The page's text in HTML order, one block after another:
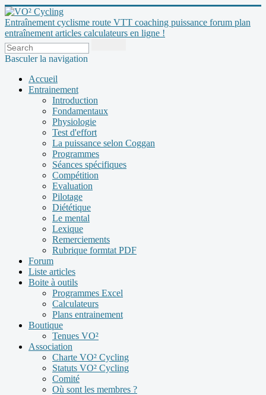
Entraînement cyclisme route VTT coaching puissance forum plan
entraînement articles calculateurs en ligne !
Basculer la navigation
Accueil
Entrainement
Introduction
Fondamentaux
Physiologie
Test d'effort
La puissance selon Coggan
Programmes
Séances spécifiques
Compétition
Evaluation
Pilotage
Diététique
Le mental
Lexique
Remerciements
Rubrique formtat PDF
Forum
Liste articles
Boite à outils
Programmes Excel
Calculateurs
Plans entrainement
Boutique
Tenues VO²
Association
Charte VO² Cycling
Statuts VO² Cycling
Comité
Où sont les membres ?